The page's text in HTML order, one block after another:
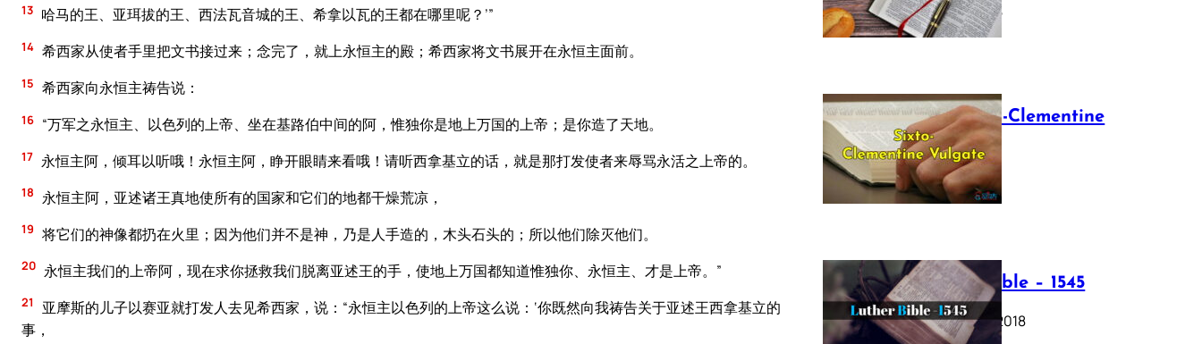
13 哈马的王、亚珥拔的王、西法瓦音城的王、希拿以瓦的王都在哪里呢？’”
14 希西家从使者手里把文书接过来；念完了，就上永恒主的殿；希西家将文书展开在永恒主面前。
15 希西家向永恒主祷告说：
16 “万军之永恒主、以色列的上帝、坐在基路伯中间的阿，惟独你是地上万国的上帝；是你造了天地。
17 永恒主阿，倾耳以听哦！永恒主阿，睁开眼睛来看哦！请听西拿基立的话，就是那打发使者来辱骂永活之上帝的。
18 永恒主阿，亚述诸王真地使所有的国家和它们的地都干燥荒凉，
19 将它们的神像都扔在火里；因为他们并不是神，乃是人手造的，木头石头的；所以他们除灭他们。
20 永恒主我们的上帝阿，现在求你拯救我们脱离亚述王的手，使地上万国都知道惟独你、永恒主、才是上帝。”
21
亚摩斯的儿子以赛亚就打发人去见希西家，说：“永恒主以色列的上帝这么说：‘你既然向我祷告关于亚述王西拿基立的
事，
July 16, 2025
The Sixto-Clementine
Vulgate
July 12, 2025
Luther Bible – 1545
October 17, 2018